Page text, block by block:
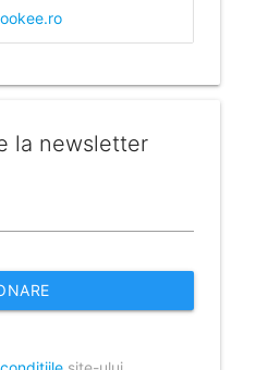
ookee.ro
la newsletter